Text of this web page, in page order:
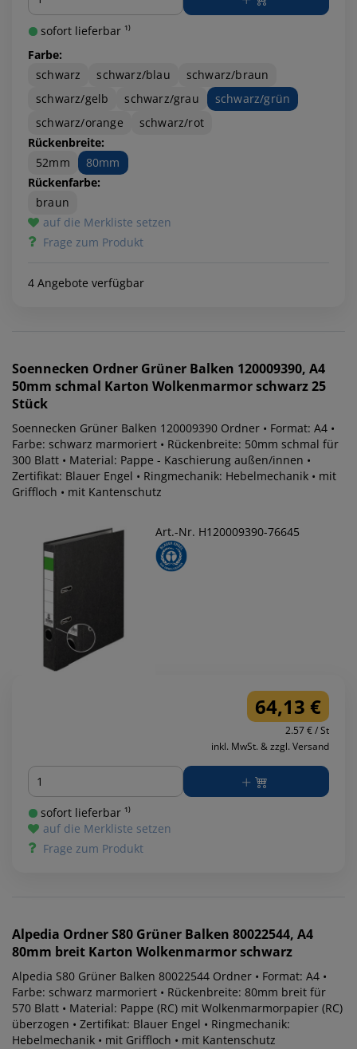
sofort lieferbar ¹⁾
Farbe:
schwarz
schwarz/blau
schwarz/braun
schwarz/gelb
schwarz/grau
schwarz/grün
schwarz/orange
schwarz/rot
Rückenbreite:
52mm
80mm
Rückenfarbe:
braun
auf die Merkliste setzen
Frage zum Produkt
4 Angebote verfügbar
Soennecken Ordner Grüner Balken 120009390, A4
50mm schmal Karton Wolkenmarmor schwarz 25
Stück
Soennecken Grüner Balken 120009390 Ordner • Format: A4 •
Farbe: schwarz marmoriert • Rückenbreite: 50mm schmal für
300 Blatt • Material: Pappe - Kaschierung außen/innen •
Zertifikat: Blauer Engel • Ringmechanik: Hebelmechanik • mit
Griffloch • mit Kantenschutz
Art.-Nr. H120009390-76645
64,13 €
2.57 € / St
inkl. MwSt. & zzgl. Versand
Menge
sofort lieferbar ¹⁾
auf die Merkliste setzen
Frage zum Produkt
Alpedia Ordner S80 Grüner Balken 80022544, A4
80mm breit Karton Wolkenmarmor schwarz
Alpedia S80 Grüner Balken 80022544 Ordner • Format: A4 •
Farbe: schwarz marmoriert • Rückenbreite: 80mm breit für
570 Blatt • Material: Pappe (RC) mit Wolkenmarmorpapier (RC)
überzogen • Zertifikat: Blauer Engel • Ringmechanik:
Hebelmechanik • mit Griffloch • mit Kantenschutz